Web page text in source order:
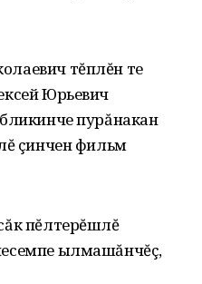
тĕплĕн те
Юрьевич
пурăнакан
çинчен фильм
пĕлтерĕшлĕ
ылмашăнчĕç,